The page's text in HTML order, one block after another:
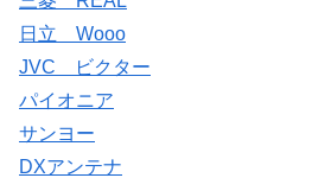
日立 Wooo
JVC ビクター
パイオニア
サンヨー
DXアンテナ